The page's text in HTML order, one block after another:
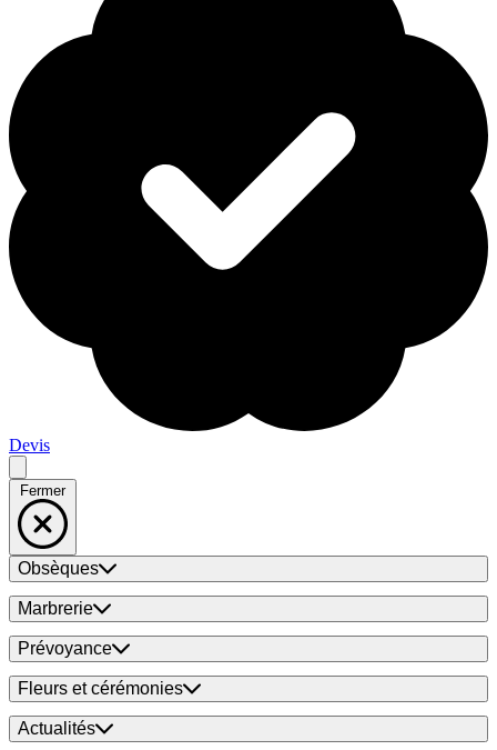
Devis
Fermer
Obsèques
Marbrerie
Prévoyance
Fleurs et cérémonies
Actualités